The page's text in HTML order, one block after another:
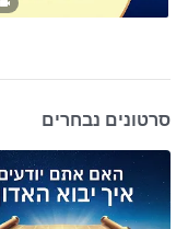
סרטונים נבחרים